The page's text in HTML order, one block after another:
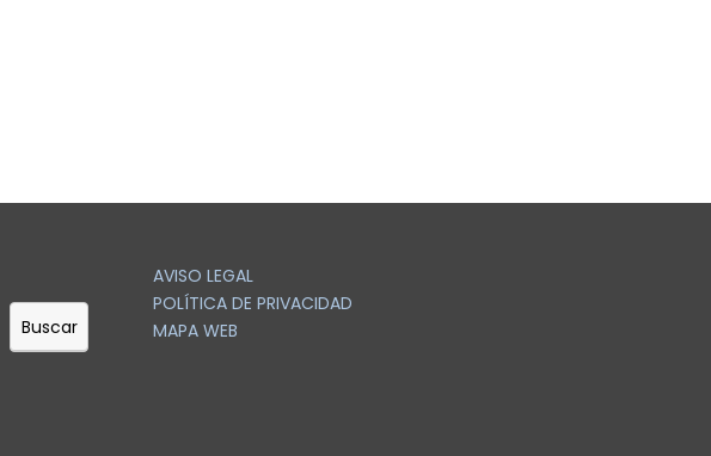
Buscar
AVISO LEGAL
POLÍTICA DE PRIVACIDAD
MAPA WEB